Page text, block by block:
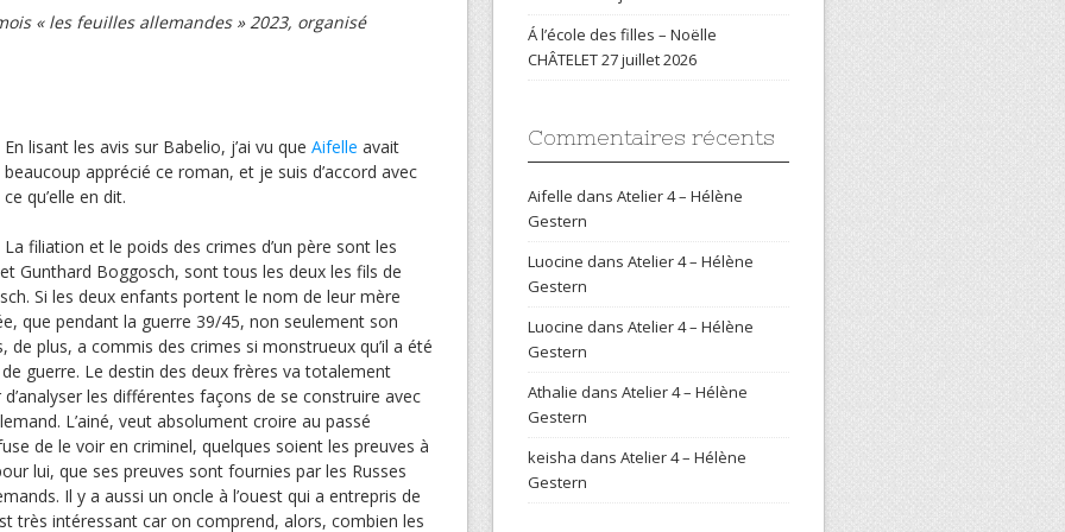
« les feuilles allemandes » 2023, organisé
En lisant les avis sur Babelio, j’ai vu que Aifelle avait
beaucoup apprécié ce roman, et je suis d’accord avec
ce qu’elle en dit.
La filiation et le poids des crimes d’un père sont les
Gunthard Boggosch, sont tous les deux les fils de
Si les deux enfants portent le nom de leur mère
que pendant la guerre 39/45, non seulement son
plus, a commis des crimes si monstrueux qu’il a été
guerre. Le destin des deux frères va totalement
les différentes façons de se construire avec
L’ainé, veut absolument croire au passé
de le voir en criminel, quelques soient les preuves à
lui, que ses preuves sont fournies par les Russes
Il y a aussi un oncle à l’ouest qui a entrepris de
très intéressant car on comprend, alors, combien les
Á l’école des filles – Noëlle
CHÂTELET27 juillet 2026
Commentaires récents
Aifelle dans Atelier 4 – Hélène
Gestern
Luocine dans Atelier 4 – Hélène
Gestern
Luocine dans Atelier 4 – Hélène
Gestern
Athalie dans Atelier 4 – Hélène
Gestern
keisha dans Atelier 4 – Hélène
Gestern